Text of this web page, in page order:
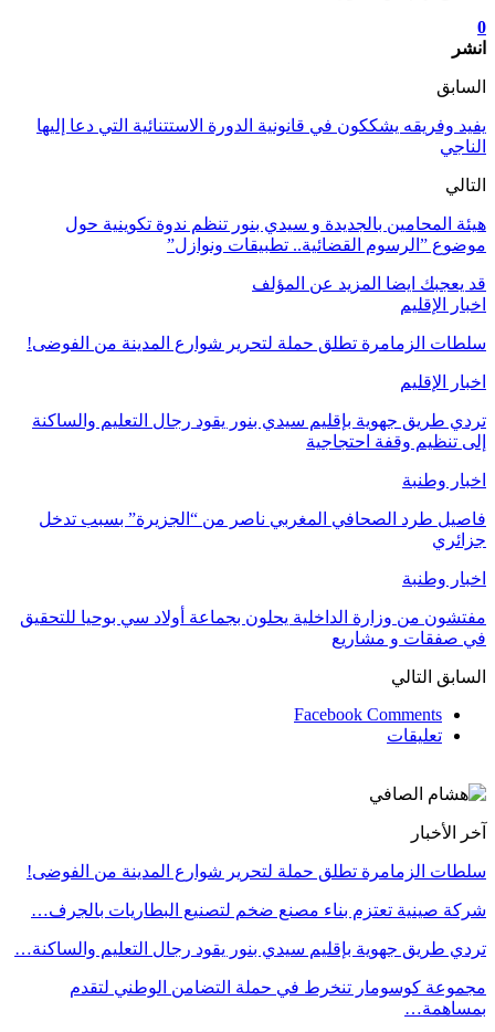
0
انشر
السابق
يفيد وفريقه يشككون في قانونية الدورة الاستتنائية التي دعا إليها
الناجي
التالي
هيئة المحامين بالجديدة و سيدي بنور تنظم ندوة تكوينية حول
موضوع ”الرسوم القضائية.. تطبيقات ونوازل”
قد يعجبك ايضا المزيد عن المؤلف
اخبار الإقليم
سلطات الزمامرة تطلق حملة لتحرير شوارع المدينة من الفوضى!
اخبار الإقليم
تردي طريق جهوية بإقليم سيدي بنور يقود رجال التعليم والساكنة
إلى تنظيم وقفة احتجاجية
اخبار وطنبة
فاصيل طرد الصحافي المغربي ناصر من “الجزيرة” بسبب تدخل
جزائري
اخبار وطنبة
مفتشون من وزارة الداخلية يحلون بجماعة أولاد سي بوحيا للتحقيق
في صفقات و مشاريع
السابق التالي
Facebook Comments
تعليقات
آخر الأخبار
سلطات الزمامرة تطلق حملة لتحرير شوارع المدينة من الفوضى!
شركة صينية تعتزم بناء مصنع ضخم لتصنيع البطاريات بالجرف…
تردي طريق جهوية بإقليم سيدي بنور يقود رجال التعليم والساكنة…
مجموعة كوسومار تنخرط في حملة التضامن الوطني لتقدم
بمساهمة…